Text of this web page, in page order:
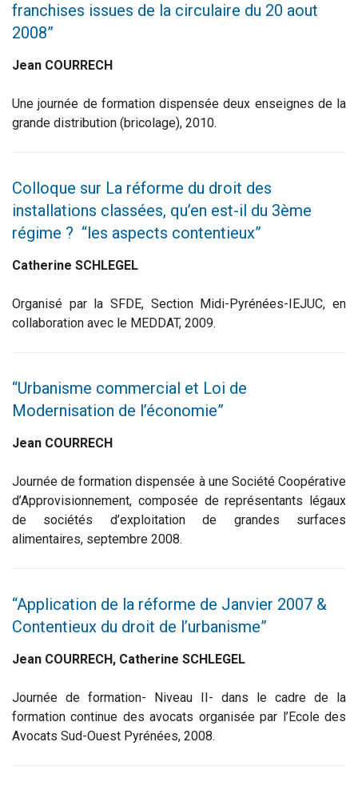
franchises issues de la circulaire du 20 aout
2008”
Jean COURRECH
Une journée de formation dispensée deux enseignes de la
grande distribution (bricolage), 2010.
Colloque sur La réforme du droit des
installations classées, qu’en est-il du 3ème
régime ? “les aspects contentieux”
Catherine SCHLEGEL
Organisé par la SFDE, Section Midi-Pyrénées-IEJUC, en
collaboration avec le MEDDAT, 2009.
“Urbanisme commercial et Loi de
Modernisation de l’économie”
Jean COURRECH
Journée de formation dispensée à une Société Coopérative
d’Approvisionnement, composée de représentants légaux
de sociétés d’exploitation de grandes surfaces
alimentaires, septembre 2008.
“Application de la réforme de Janvier 2007 &
Contentieux du droit de l’urbanisme”
Jean COURRECH, Catherine SCHLEGEL
Journée de formation- Niveau II- dans le cadre de la
formation continue des avocats organisée par l’Ecole des
Avocats Sud-Ouest Pyrénées, 2008.